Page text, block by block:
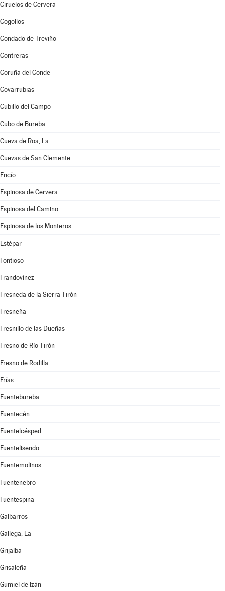
Ciruelos de Cervera
Cogollos
Condado de Treviño
Contreras
Coruña del Conde
Covarrubias
Cubillo del Campo
Cubo de Bureba
Cueva de Roa, La
Cuevas de San Clemente
Encío
Espinosa de Cervera
Espinosa del Camino
Espinosa de los Monteros
Estépar
Fontioso
Frandovínez
Fresneda de la Sierra Tirón
Fresneña
Fresnillo de las Dueñas
Fresno de Río Tirón
Fresno de Rodilla
Frías
Fuentebureba
Fuentecén
Fuentelcésped
Fuentelisendo
Fuentemolinos
Fuentenebro
Fuentespina
Galbarros
Gallega, La
Grijalba
Grisaleña
Gumiel de Izán